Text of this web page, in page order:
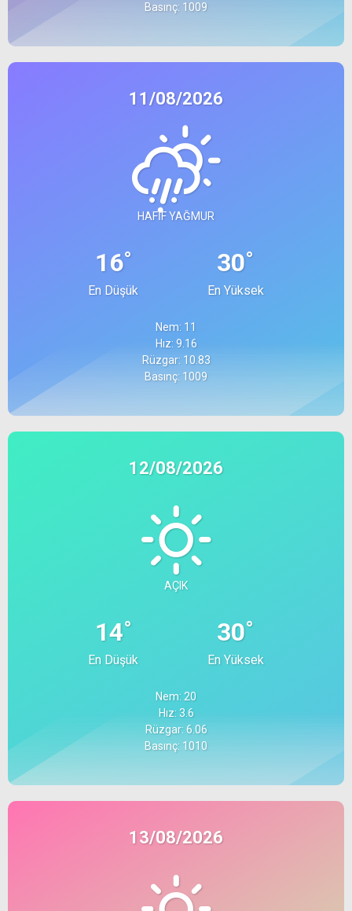
Basınç: 1009
11/08/2026
HAFIF YAĞMUR
16°
En Düşük
30°
En Yüksek
Nem: 11
Hız: 9.16
Rüzgar: 10.83
Basınç: 1009
12/08/2026
AÇIK
14°
En Düşük
30°
En Yüksek
Nem: 20
Hız: 3.6
Rüzgar: 6.06
Basınç: 1010
13/08/2026